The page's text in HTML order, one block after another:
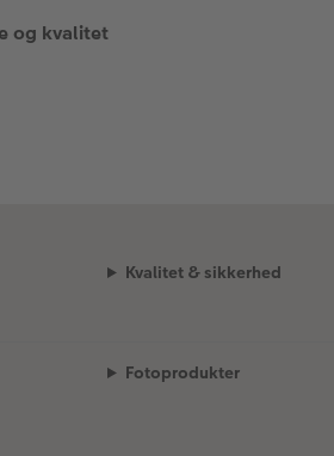
og kvalitet
Kvalitet & sikkerhed
Fotoprodukter